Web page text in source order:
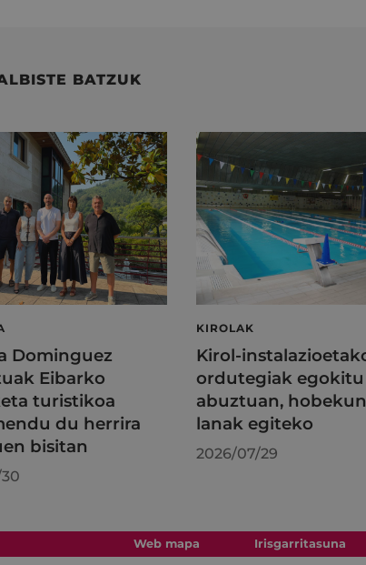
BATZUK
Dominguez
Eibarko
turistikoa
du herrira
bisitan
KIROLAK
Kirol-
ordutegiak egokitu
abuztuan,
lanak egiteko
2026/07/29
Web mapa Irisgarritasuna